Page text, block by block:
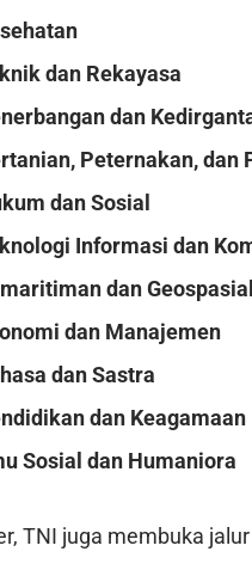
dan Rekayasa
dan
Peternakan, dan
dan Sosial
Informasi dan
dan Geospasial
dan Manajemen
dan Sastra
dan Keagamaan
Sosial dan Humaniora
TNI juga membuka